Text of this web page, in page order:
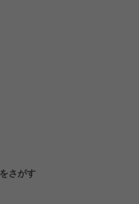
さがす